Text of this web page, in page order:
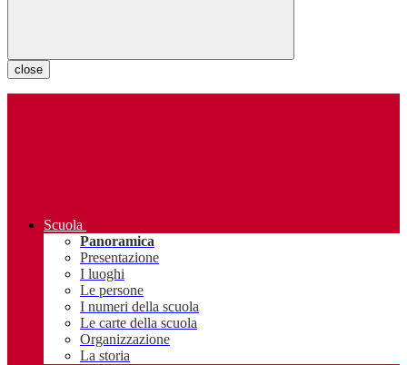
close
Scuola
Panoramica
Presentazione
I luoghi
Le persone
I numeri della scuola
Le carte della scuola
Organizzazione
La storia